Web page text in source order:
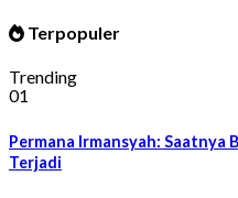
Terpopuler
Trending
01
Permana Irmansyah: Saatnya
Terjadi